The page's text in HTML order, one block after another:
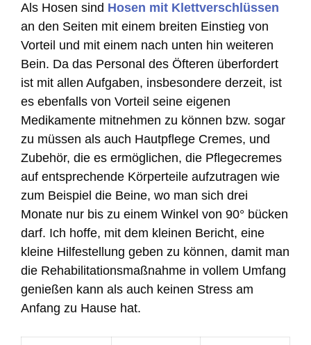
Als Hosen sind Hosen mit Klettverschlüssen
an den Seiten mit einem breiten Einstieg von
Vorteil und mit einem nach unten hin weiteren
Bein. Da das Personal des Öfteren überfordert
ist mit allen Aufgaben, insbesondere derzeit, ist
es ebenfalls von Vorteil seine eigenen
Medikamente mitnehmen zu können bzw. sogar
zu müssen als auch Hautpflege Cremes, und
Zubehör, die es ermöglichen, die Pflegecremes
auf entsprechende Körperteile aufzutragen wie
zum Beispiel die Beine, wo man sich drei
Monate nur bis zu einem Winkel von 90° bücken
darf. Ich hoffe, mit dem kleinen Bericht, eine
kleine Hilfestellung geben zu können, damit man
die Rehabilitationsmaßnahme in vollem Umfang
genießen kann als auch keinen Stress am
Anfang zu Hause hat.